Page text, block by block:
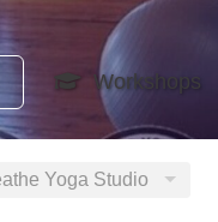
Workshops
Yoga Studio